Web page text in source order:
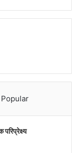
Popular